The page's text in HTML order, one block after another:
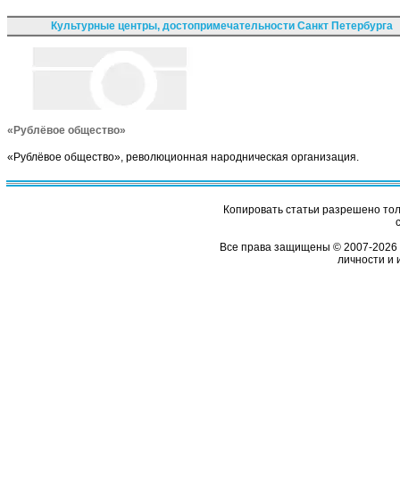
Культурные центры, достопримечательности Санкт Петербурга
«Рублёвое общество»
«Рублёвое общество», революционная народническая организация.
Копировать статьи разрешено
Все права защищены © 2007-2026
личности и